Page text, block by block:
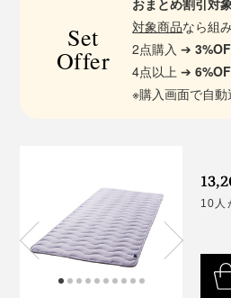
Set
Offer
対象商品なら組
2点購入 ➔
4点以上 ➔
※購入画面で自動
10人